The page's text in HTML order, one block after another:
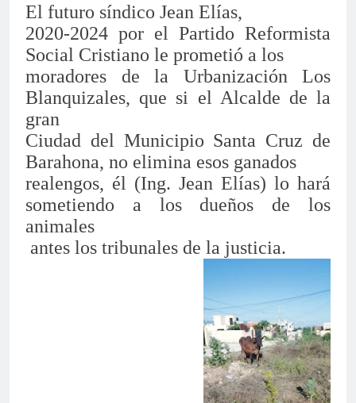
El futuro síndico Jean Elías,
2020-2024 por el Partido Reformista
Social Cristiano le prometió a los
moradores de la Urbanización Los
Blanquizales, que si el Alcalde de la
gran
Ciudad del Municipio Santa Cruz de
Barahona, no elimina esos ganados
realengos, él (Ing. Jean Elías) lo hará
sometiendo a los dueños de los
animales
antes los tribunales de la justicia.